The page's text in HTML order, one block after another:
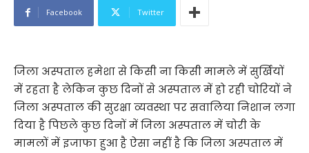
Facebook Twitter
जिला अस्पताल हमेशा से किसी ना किसी मामले में सुर्खियों
में रहता है लेकिन कुछ दिनों से अस्पताल में हो रही चोरियों ने
जिला अस्पताल की सुरक्षा व्यवस्था पर सवालिया निशान लगा
दिया है पिछले कुछ दिनों में जिला अस्पताल में चोरी के
मामलों में इजाफा हुआ है ऐसा नहीं है कि जिला अस्पताल में